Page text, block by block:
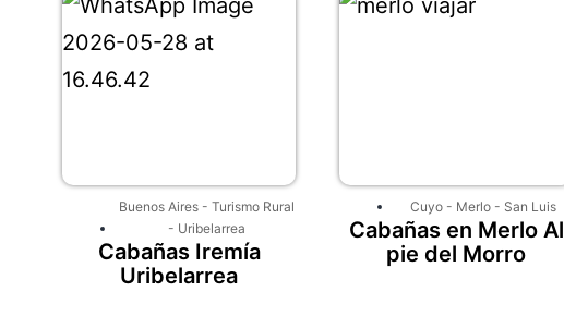
Buenos Aires- Turismo Rural
- Uribelarrea
Cabañas Iremía
Uribelarrea
Cuyo - Merlo - San Luis
Cabañas en Merlo Al
pie del Morro